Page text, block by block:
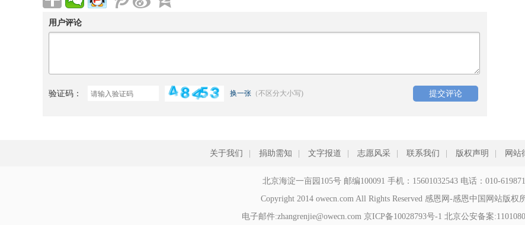
用户评论
验证码： 换一张 （不区分大小写)
关于我们 捐助需知 文字报道 志愿风采 联系我们 版权声明 网站
北京海淀一亩园105号 邮编100091 手机：15601032543 电话：010-
Copyright 2014 owecn.com All Rights Reserved 感恩网-感恩中国网站版权
电子邮件:zhangrenjie@owecn.com 京ICP备10028793号-1 北京公安备案